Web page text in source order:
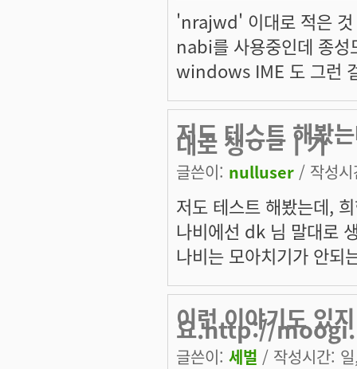
'nrajwd' 이대로 적은 것
nabi를 사용중인데 종성
windows IME 도 그런
저도 테스트 해봤
대로 생ㅇㄹㅣ가
글쓴이: nulluser / 작성
저도 테스트 해봤는데,
나비에선 dk 님 말대로
나비는 모아치기가 안되
이런 이야기도 있지
요.http://
글쓴이: 세벌 / 작성시간: